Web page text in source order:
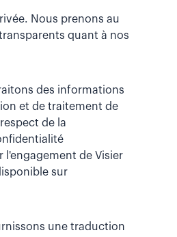
Nous prenons au
quant à nos
des informations
et de traitement de
de la
de Visier
sur
une traduction